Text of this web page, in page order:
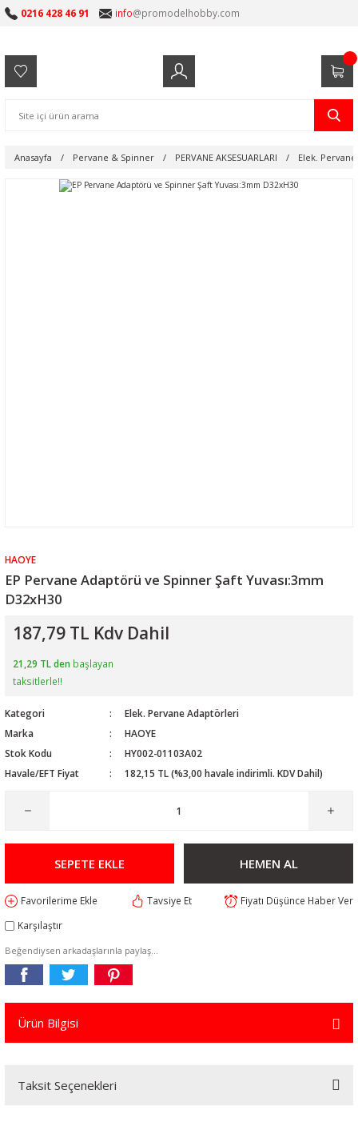
0216 428 46 91 info@promodelhobby.com
Anasayfa Pervane & Spinner PERVANE AKSESUARLARI Elek.
HAOYE
EP Pervane Adaptörü ve Spinner Şaft Yuvası:3mm
D32xH30
187,79 TL Kdv Dahil
21,29 TL den başlayan
taksitlerle!!
Kategori
Elek. Pervane Adaptörleri
Marka
HAOYE
Stok Kodu
HY002-01103A02
Havale/EFT Fiyat
182,15 TL (%3,00 havale indirimli. KDV Dahil)
SEPETE EKLE HEMEN AL
Tavsiye Et
Fiyatı Düşünce Haber Ver
Karşılaştır
Beğendiysen arkadaşlarınla paylaş...
Ürün Bilgisi
Taksit Seçenekleri